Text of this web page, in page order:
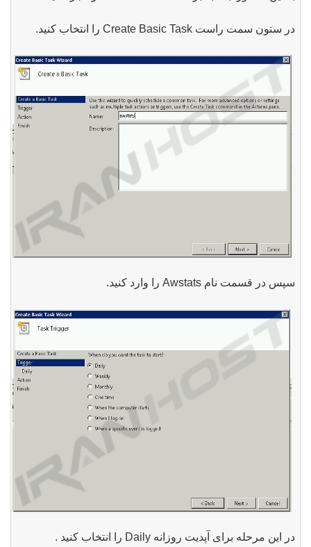
در ستون سمت راست Create Basic Task را انتخاب کنید.
سپس در قسمت نام Awstats را وارد کنید.
در این مرحله برای آپدیت روزانه Daily را انتخاب کنید .